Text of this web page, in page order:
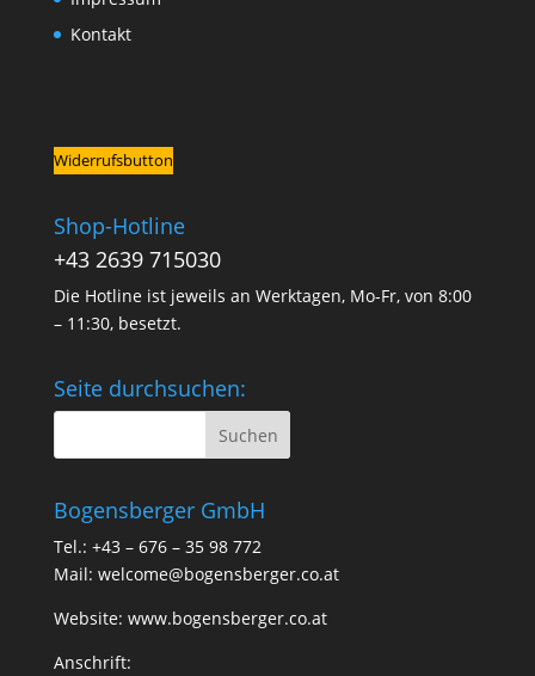
Kontakt
Widerrufsbutton
Shop-Hotline
+43 2639 715030
Die Hotline ist jeweils an Werktagen, Mo-Fr, von 8:00
– 11:30, besetzt.
Seite durchsuchen:
Bogensberger GmbH
Tel.: +43 – 676 – 35 98 772
Mail: welcome@bogensberger.co.at
Website: www.bogensberger.co.at
Anschrift: